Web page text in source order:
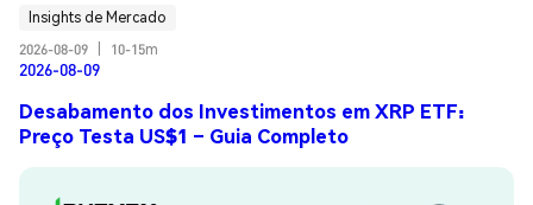
Insights de Mercado
2026-08-09
10-15m
2026-08-09
Desabamento dos Investimentos em XRP ETF:
Preço Testa US$1 – Guia Completo